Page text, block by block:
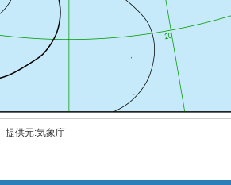
提供元:気象庁